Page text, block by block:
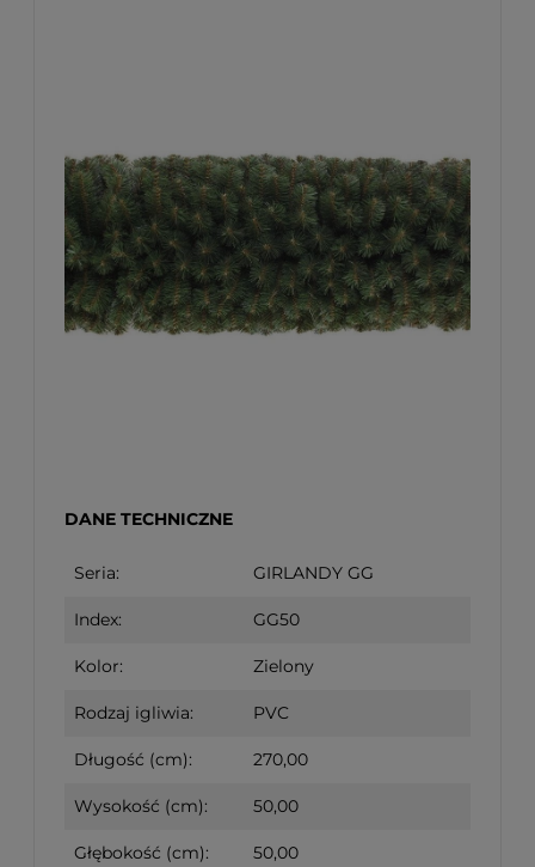
DANE TECHNICZNE
Seria: GIRLANDY GG
Index: GG50
Kolor: Zielony
Rodzaj igliwia: PVC
Długość (cm): 270,00
Wysokość (cm): 50,00
Głębokość (cm): 50,00